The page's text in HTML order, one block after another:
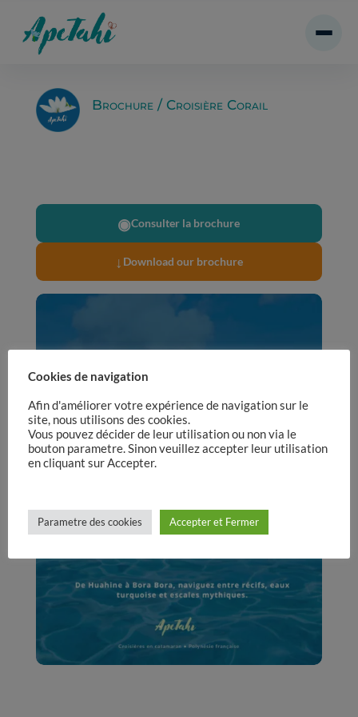
Brochure / Croisière Corail
◉Consulter la brochure
↓ Download our brochure
Cookies de navigation
Afin d'améliorer votre expérience de navigation sur le
site, nous utilisons des cookies.
Vous pouvez décider de leur utilisation ou non via le
bouton parametre. Sinon veuillez accepter leur utilisation
en cliquant sur Accepter.
Parametre des cookies Accepter et Fermer